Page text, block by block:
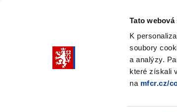
Tato
K
soubory
a analýzy.
které získali
na mfcr.cz/
submenu